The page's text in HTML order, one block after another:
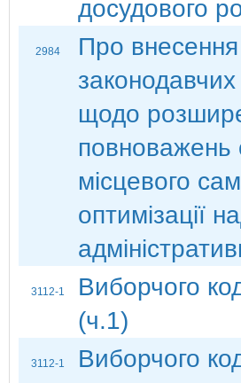
досудового
2984
Про
законодавчих
щодо
повноважень
місцевого
оптимізації
3112-1
Виборчого
(ч.1)
3112-1
Виборчого